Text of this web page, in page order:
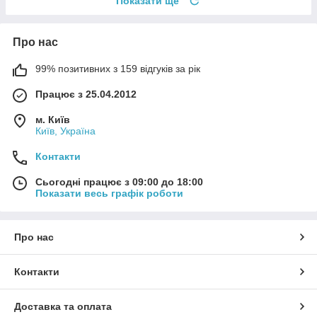
Про нас
99% позитивних з 159 відгуків за рік
Працює з 25.04.2012
м. Київ
Київ, Україна
Контакти
Сьогодні працює з 09:00 до 18:00
Показати весь графік роботи
Про нас
Контакти
Доставка та оплата